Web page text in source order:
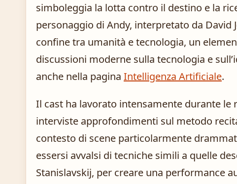
simboleggia la lotta contro il destino e la
personaggio di Andy, interpretato da David
confine tra umanità e tecnologia, un
discussioni moderne sulla tecnologia e
anche nella pagina Intelligenza Artificiale.
Il cast ha lavorato intensamente durante le
interviste approfondimenti sul metodo
contesto di scene particolarmente
essersi avvalsi di tecniche simili a quelle
Stanislavskij, per creare una performance